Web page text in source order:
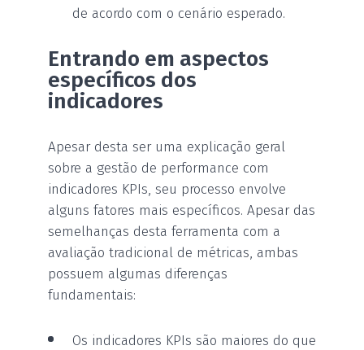
de acordo com o cenário esperado.
Entrando em aspectos
específicos dos
indicadores
Apesar desta ser uma explicação geral
sobre a gestão de performance com
indicadores KPIs, seu processo envolve
alguns fatores mais específicos. Apesar das
semelhanças desta ferramenta com a
avaliação tradicional de métricas, ambas
possuem algumas diferenças
fundamentais:
Os indicadores KPIs são maiores do que